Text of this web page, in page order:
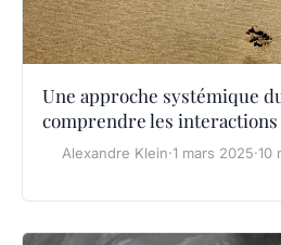
Une approche systémique
comprendre les interactions
Alexandre Klein·1 mars 2025·10